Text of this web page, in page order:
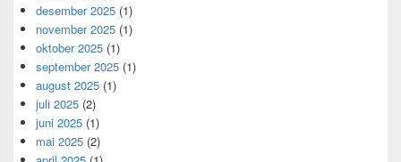
desember 2025 (1)
november 2025 (1)
oktober 2025 (1)
september 2025 (1)
august 2025 (1)
juli 2025 (2)
juni 2025 (1)
mai 2025 (2)